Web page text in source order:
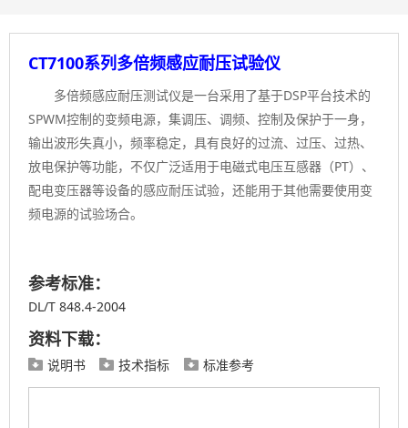
CT7100系列多倍频感应耐压试验仪
多倍频感应耐压测试仪是一台采用了基于DSP平台技术的
SPWM控制的变频电源，集调压、调频、控制及保护于一身，
输出波形失真小，频率稳定，具有良好的过流、过压、过热、
放电保护等功能，不仅广泛适用于电磁式电压互感器（PT）、
配电变压器等设备的感应耐压试验，还能用于其他需要使用变
频电源的试验场合。
参考标准：
DL/T 848.4-2004
资料下载：
 说明书  技术指标  标准参考